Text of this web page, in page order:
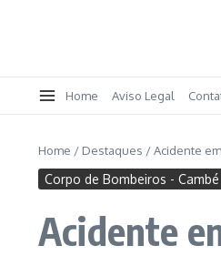
Home Aviso Legal
Home / Destaques /Acidente
Corpo de Bombeiros - Cambé
Acidente